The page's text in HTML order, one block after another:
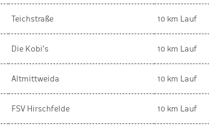
Teichstraße 10 km Lauf
Die Kobi‘s 10 km Lauf
Altmittweida 10 km Lauf
FSV Hirschfelde 10 km Lauf